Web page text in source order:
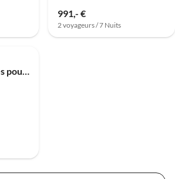
991,- €
2 voyageurs / 7 Nuits
Maison de vacances pour 6 a GROEMITZ